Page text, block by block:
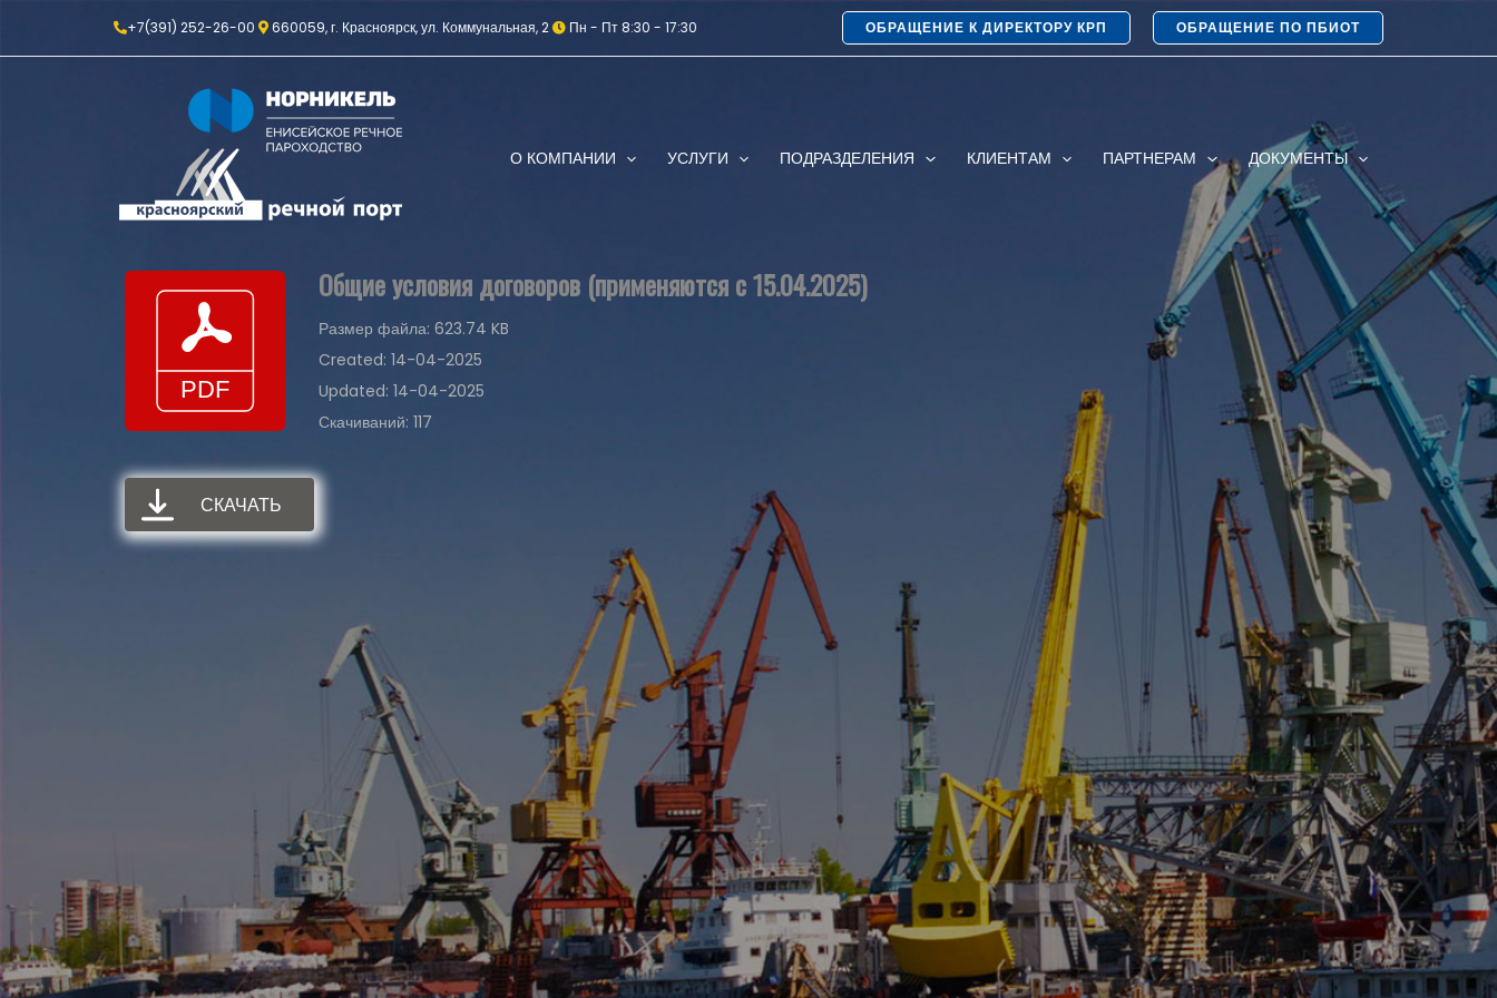
+7(391) 252-26-00 660059, г. Красноярск, ул. Коммунальная, 2 Пн - Пт 8:30 - 17:30 ОБРАЩЕНИЕ К ДИРЕКТОРУ КРП ОБРАЩЕНИЕ ПО ПБИОТ
О КОМПАНИИ УСЛУГИ ПОДРАЗДЕЛЕНИЯ КЛИЕНТАМ ПАРТНЕРАМ ДОКУМЕНТЫ
Общие условия договоров (применяются с 15.04.2025)
Размер файла: 623.74 KB
Created: 14-04-2025
Updated: 14-04-2025
Скачиваний: 117
СКАЧАТЬ